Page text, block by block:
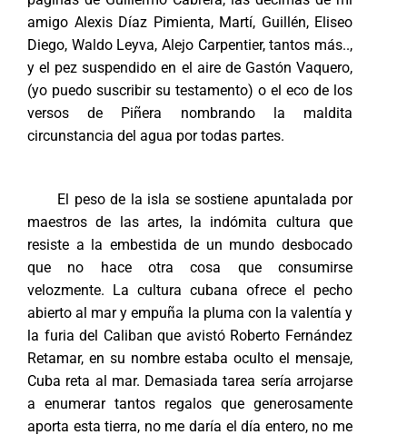
amigo Alexis Díaz Pimienta, Martí, Guillén, Eliseo
Diego, Waldo Leyva, Alejo Carpentier, tantos más..,
y el pez suspendido en el aire de Gastón Vaquero,
(yo puedo suscribir su testamento) o el eco de los
versos de Piñera nombrando la maldita
circunstancia del agua por todas partes.
El peso de la isla se sostiene apuntalada por
maestros de las artes, la indómita cultura que
resiste a la embestida de un mundo desbocado
que no hace otra cosa que consumirse
velozmente. La cultura cubana ofrece el pecho
abierto al mar y empuña la pluma con la valentía y
la furia del Caliban que avistó Roberto Fernández
Retamar, en su nombre estaba oculto el mensaje,
Cuba reta al mar. Demasiada tarea sería arrojarse
a enumerar tantos regalos que generosamente
aporta esta tierra, no me daría el día entero, no me